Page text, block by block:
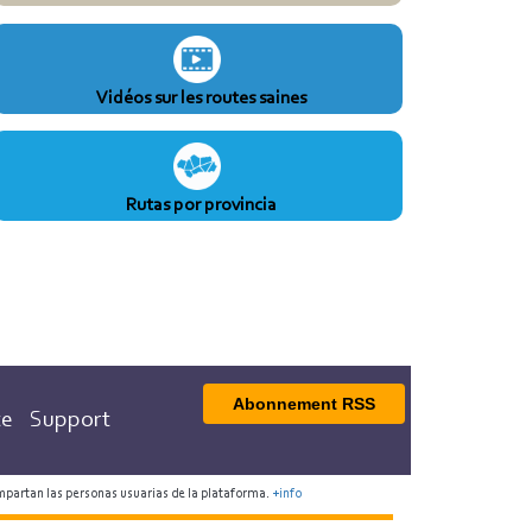
Vidéos sur les routes saines
Rutas por provincia
Support
Abonnement RSS
las personas usuarias de la plataforma. +info